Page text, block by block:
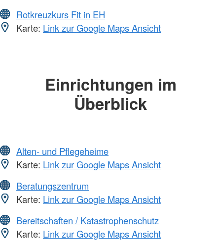
Rotkreuzkurs Fit in EH
Karte: Link zur Google Maps Ansicht
Einrichtungen im
Überblick
Alten- und Pflegeheime
Karte: Link zur Google Maps Ansicht
Beratungszentrum
Karte: Link zur Google Maps Ansicht
Bereitschaften / Katastrophenschutz
Karte: Link zur Google Maps Ansicht